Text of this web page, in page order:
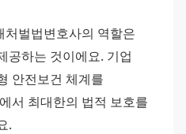
벌법변호사의 역할은
공하는 것이에요. 기업
안전보건 체계를
서 최대한의 법적 보호를
.